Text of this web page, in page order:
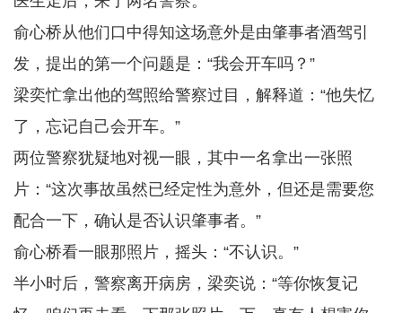
俞心桥从他们口中得知这场意外是由肇事者酒驾引
发，提出的第一个问题是：“我会开车吗？”
梁奕忙拿出他的驾照给警察过目，解释道：“他失忆
了，忘记自己会开车。”
两位警察犹疑地对视一眼，其中一名拿出一张照
片：“这次事故虽然已经定性为意外，但还是需要您
配合一下，确认是否认识肇事者。”
俞心桥看一眼那照片，摇头：“不认识。”
半小时后，警察离开病房，梁奕说：“等你恢复记